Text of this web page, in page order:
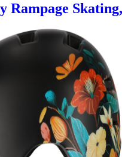
Rampage